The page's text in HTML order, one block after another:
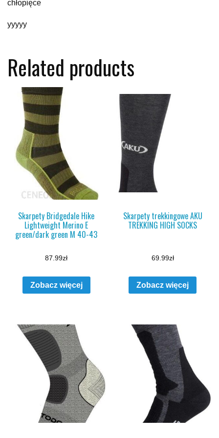
chłopięce
yyyyy
Related products
Skarpety Bridgedale Hike
Lightweight Merino E
green/dark green M 40-43
87.99zł
Zobacz więcej
Skarpety trekkingowe AKU
TREKKING HIGH SOCKS
69.99zł
Zobacz więcej